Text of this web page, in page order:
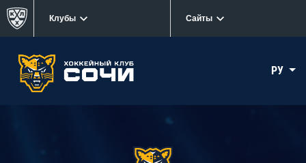
Клубы Сайты
РУ